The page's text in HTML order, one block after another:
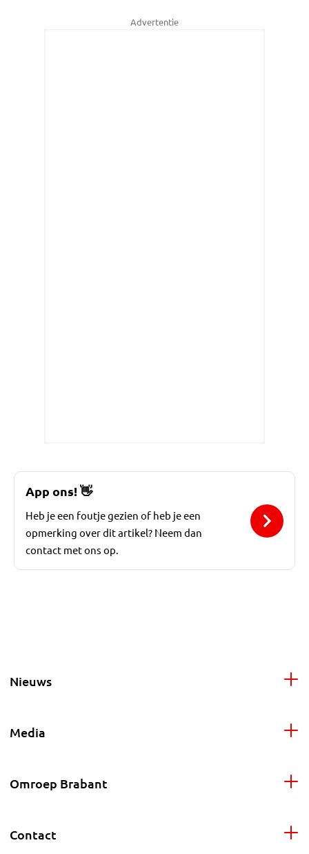
Advertentie
App ons!👋
Heb je een foutje gezien of heb je een
opmerking over dit artikel? Neem dan
contact met ons op.
Nieuws
Media
Omroep Brabant
Contact